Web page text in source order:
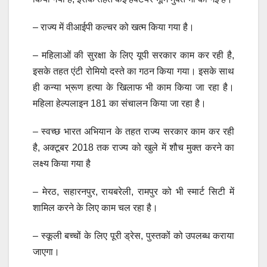
– राज्य में वीआईपी कल्चर को खत्म किया गया है।
– महिलाओं की सुरक्षा के लिए यूपी सरकार काम कर रही है,
इसके तहत एंटी रोमियो दस्ते का गठन किया गया। इसके साथ
ही कन्या भ्रूण हत्या के खिलाफ भी काम किया जा रहा है।
महिला हेल्पलाइन 181 का संचालन किया जा रहा है।
– स्वच्छ भारत अभियान के तहत राज्य सरकार काम कर रही
है, अक्टूबर 2018 तक राज्य को खुले में शौच मुक्त करने का
लक्ष्य किया गया है
– मेरठ, सहारनपुर, रायबरेली, रामपुर को भी स्मार्ट सिटी में
शामिल करने के लिए काम चल रहा है।
– स्कूली बच्चों के लिए पूरी ड्रेस, पुस्तकों को उपलब्ध कराया
जाएगा।